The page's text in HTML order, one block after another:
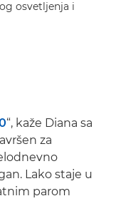
osvetljenja i
“, kaže Diana sa
za
Lako staje u
parom